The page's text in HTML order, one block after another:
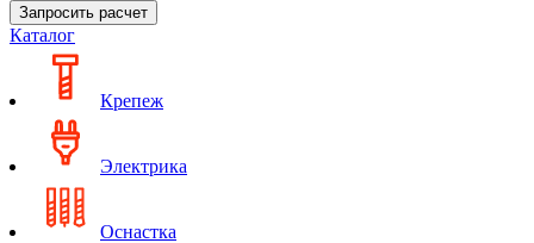
Запросить расчет
Каталог
Крепеж
Электрика
Оснастка